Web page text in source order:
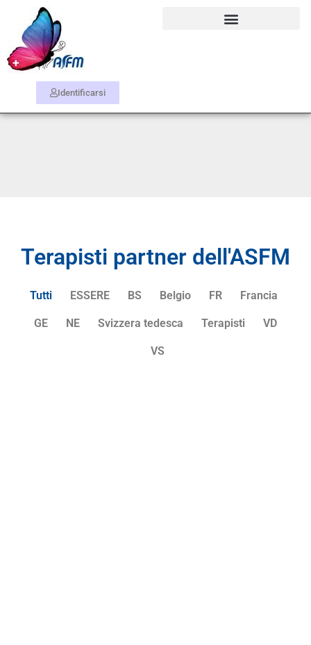
Identificarsi
Terapisti partner dell'ASFM
Tutti ESSERE BS Belgio FR Francia
GE NE Svizzera tedesca Terapisti VD
VS